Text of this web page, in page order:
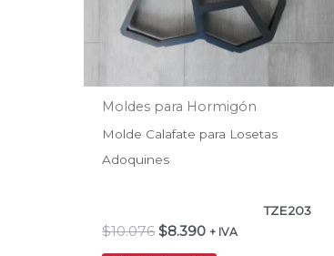
Moldes para Hormigón
Molde Calafate para Losetas
Adoquines
TZE203
$10.076 $8.390 + IVA